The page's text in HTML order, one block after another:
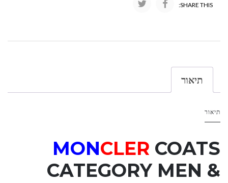
SHARE THIS:
תיאור
תיאור
MONCLER COATS
CATEGORYMEN &